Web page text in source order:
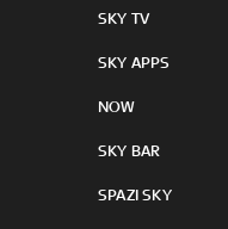
SKY TV
SKY APPS
NOW
SKY BAR
SPAZI SKY